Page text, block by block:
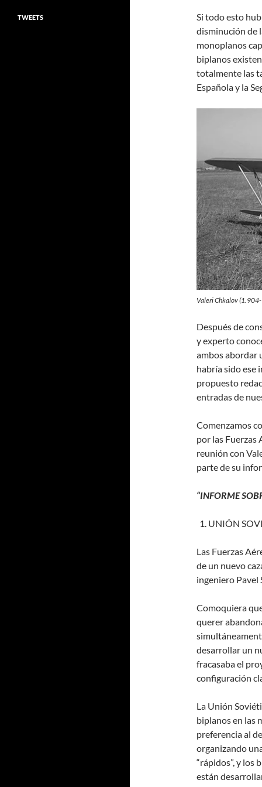
Si todo esto
disminución de
monoplanos
biplanos
totalmente las
Española y la
Valeri Chkalov
Después de
y experto
ambos abordar
habría sido ese
propuesto
entradas de
Comenzamos
por las Fuerzas
reunión con
parte de su
“INFORME
UNIÓN
Las Fuerzas
de un nuevo
ingeniero Pavel
Comoquiera
querer
desarrollar un
fracasaba el
configuración
La Unión
biplanos en las
preferencia al
organizando
“rápidos”, y los
están
TWEETS